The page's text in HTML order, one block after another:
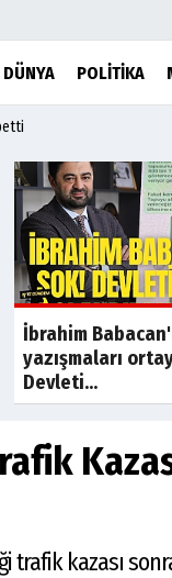
DÜNYA POLITIKA
Video Galeri
Foto Galeri
Etkinlikler
İbrahim
yazışmaları
Devleti...
kazası